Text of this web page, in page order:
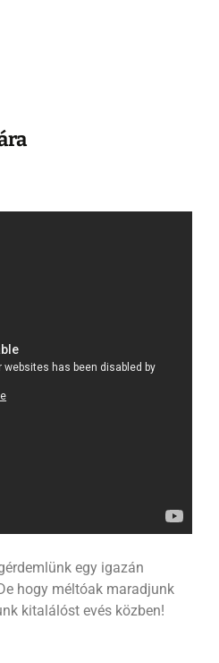
egy igazán
hogy méltóak maradjunk
kitalálóst evés közben!